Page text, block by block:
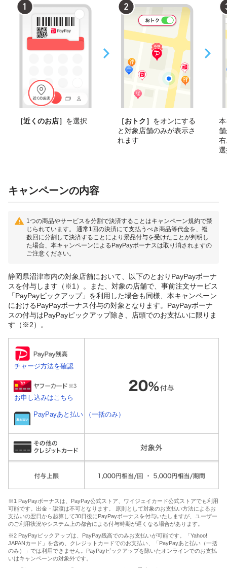
［近くのお店］ を選択 ［おトク］ をオンにする
と対象店舗のみが表示さ
れます
キャンペーンの内容
1つの商品やサービスを分割で決済することはキャンペーン規約で禁
じられています。 通常1回の決済にて支払うべき商品等代金を、複
数回に分割して決済することにより景品付与を受けたことが判明し
た場合、本キャンペーンによるPayPayボーナスは取り消されますの
ご注意ください。
静岡県沼津市内の対象店舗において、以下のとおりPayPayボーナ
スを付与します（※1）。また、対象の店舗で、事前注文サービス
「PayPayピックアップ」を利用した場合も同様、本キャンペーン
におけるPayPayボーナス付与の対象となります。PayPayボーナ
スの付与はPayPayピックアップ除き、店頭でのお支払いに限りま
す（※2）。
チャージ方法を確認
お申し込みはこちら
PayPayあと払い （一括のみ）
※1 PayPayボーナスは、PayPay公式ストア、ワイジェイカード公式ストアでも利用
可能です。出金・譲渡は不可となります。 原則として対象のお支払い方法によるお
支払いの翌日から起算して30日後にPayPayボーナスを付与いたしますが、ユーザー
のご利用状況やシステム上の都合による付与時期が遅くなる場合があります。
※2 PayPayピックアップは、PayPay残高でのみお支払いが可能です。「Yahoo!
JAPANカード」を含め、クレジットカードでのお支払い、「PayPayあと払い（一括
のみ）」では利用できません。PayPayピックアップを除いたオンラインでのお支払
いはキャンペーンの対象外です。